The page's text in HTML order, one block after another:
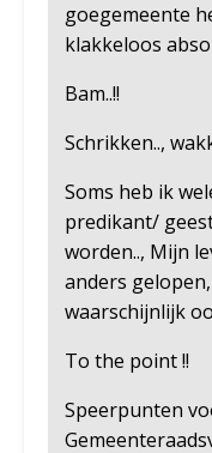
goegemeente
klakkeloos
Bam..!!
Schrikken..,
Soms heb ik
predikant/
worden.., Mijn
anders
waarschijnlijk
To the point !!
Speerpunten